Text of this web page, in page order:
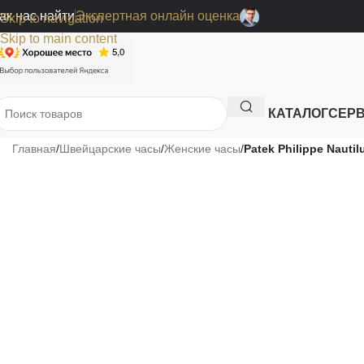
Skip to navigation
Skip to main content
нас найтиЭкспертная онлайн оценка
КАТАЛОГ
Главная/Швейцарские часы/Женские часы/Patek Philippe